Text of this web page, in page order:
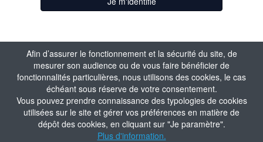
Afin d’assurer le fonctionnement et la sécurité du site, de
mesurer son audience ou de vous faire bénéficier de
fonctionnalités particulières, nous utilisons des cookies, le cas
échéant sous réserve de votre consentement.
Vous pouvez prendre connaissance des typologies de cookies
utilisées sur le site et gérer vos préférences en matière de
dépôt des cookies, en cliquant sur "Je paramètre".
Plus d'information.